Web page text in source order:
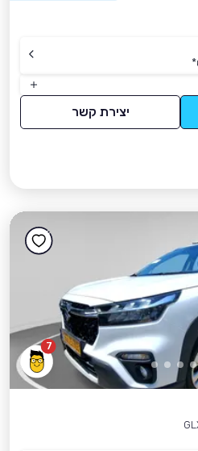
*
יצירת קשר
7